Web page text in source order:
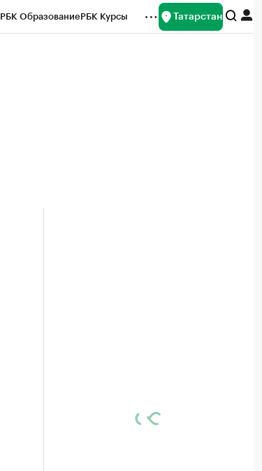
РБК ОбразованиеРБК Курсы Татарстан